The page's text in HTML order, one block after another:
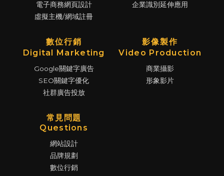
電子商務網頁設計
虛擬主機/網域註冊
企業識別延伸應用
數位行銷
Digital Marketing
Google關鍵字廣告
SEO關鍵字優化
社群廣告投放
影像製作
Video Production
商業攝影
形象影片
常見問題
Questions
網站設計
品牌規劃
數位行銷